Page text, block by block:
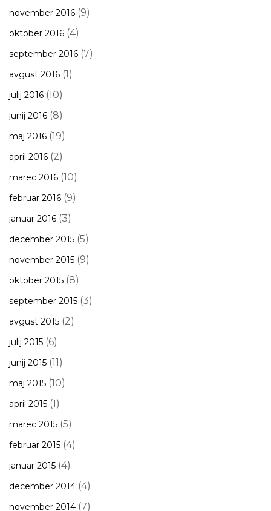
november 2016 (9)
oktober 2016 (4)
september 2016 (7)
avgust 2016 (1)
julij 2016 (10)
junij 2016 (8)
maj 2016 (19)
april 2016 (2)
marec 2016 (10)
februar 2016 (9)
januar 2016 (3)
december 2015 (5)
november 2015 (9)
oktober 2015 (8)
september 2015 (3)
avgust 2015 (2)
julij 2015 (6)
junij 2015 (11)
maj 2015 (10)
april 2015 (1)
marec 2015 (5)
februar 2015 (4)
januar 2015 (4)
december 2014 (4)
november 2014 (7)